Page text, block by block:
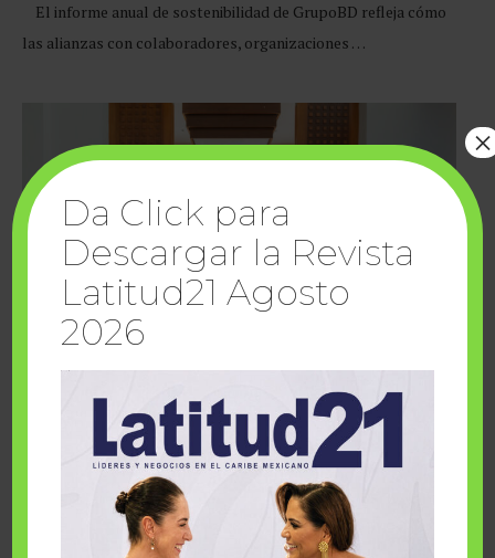
El informe anual de sostenibilidad de GrupoBD refleja cómo
las alianzas con colaboradores, organizaciones …
Cuando la solidaridad inspira; cumplen
sueños Fairmont Mayakoba y Make-A-Wish
Da Click para
Descargar la Revista
Latitud21 Agosto
2026
×